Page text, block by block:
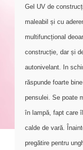
Gel UV de
maleabil și cu
multifuncțional
construcție, dar și
autonivelant. In
răspunde foarte
pensulei. Se poate
în lampă, fapt care
calde de vară.
pregătire pentru